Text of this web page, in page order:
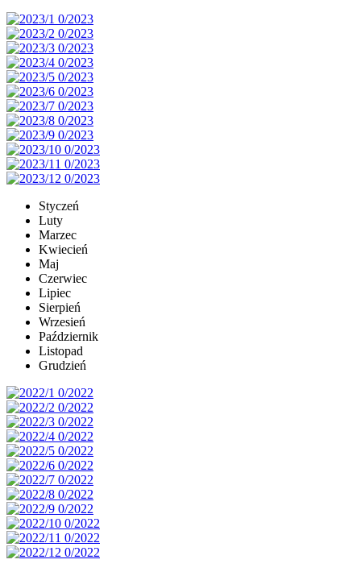
Styczeń
Luty
Marzec
Kwiecień
Maj
Czerwiec
Lipiec
Sierpień
Wrzesień
Październik
Listopad
Grudzień